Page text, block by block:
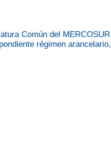
Común del MERCOSUR
régimen arancelario,